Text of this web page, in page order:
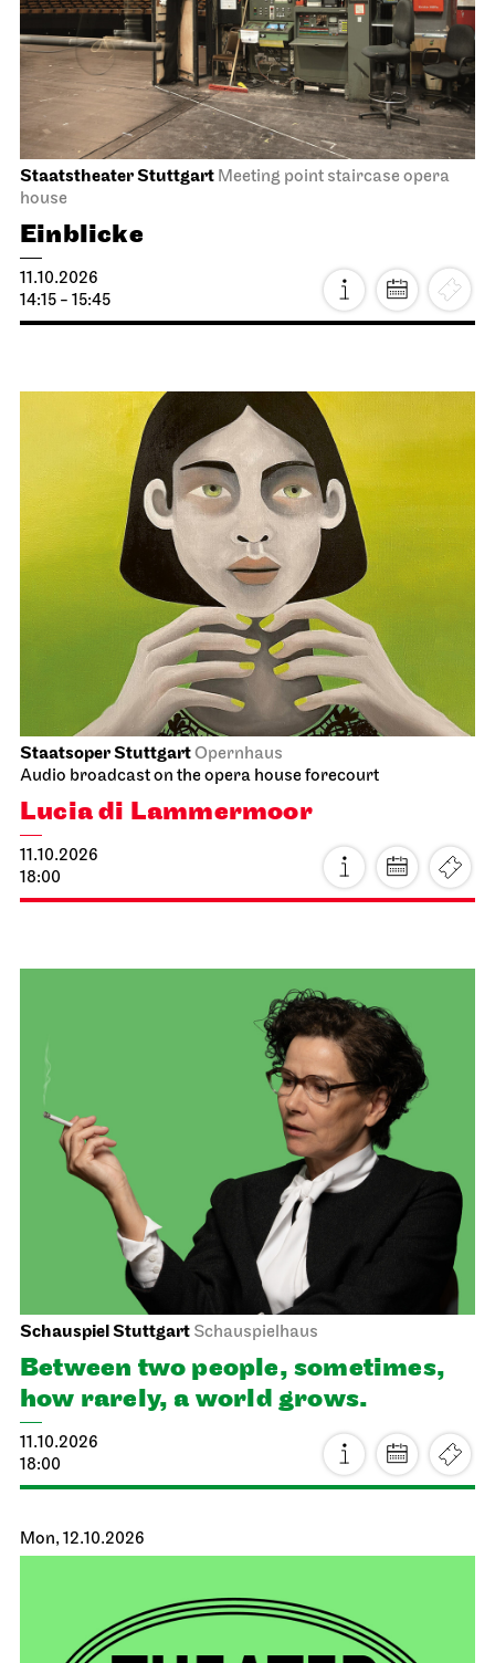
11.10.2026
11:00 - 12:00
Staatstheater StuttgartMeeting point staircase opera
Einblicke
Opernhaus
Audio broadcast on the opera house forecourt
Lucia di Lammermoor